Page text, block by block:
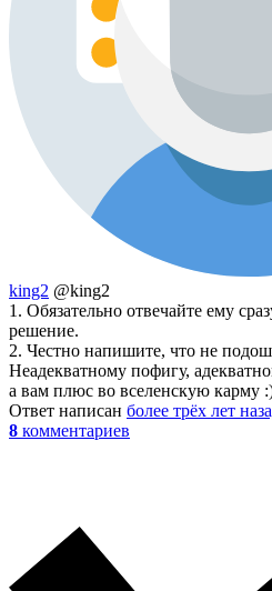
king2 @king2
1. Обязательно отвечайте ему
решение.
2. Честно напишите, что не
Неадекватному пофигу,
а вам плюс во вселенскую карму
Ответ написан более трёх лет
8 комментариев